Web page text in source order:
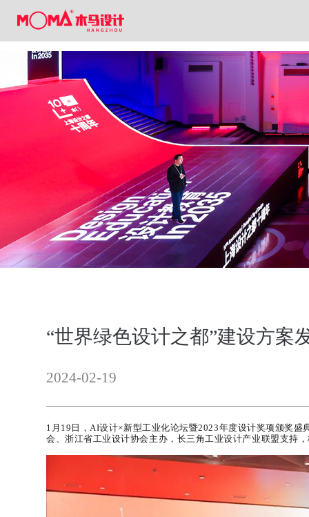
“世界绿色设计之都”建设方案
2024-02-19
1 月 19 日，AI设计×新型工业化论坛暨2023年度设计奖项颁奖盛
会、浙江省工业设计协会主办，长三角工业设计产业联盟支持